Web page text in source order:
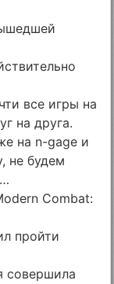
все игры на
на друга.
на n-gage и
не будем
Combat:
пройти
совершила